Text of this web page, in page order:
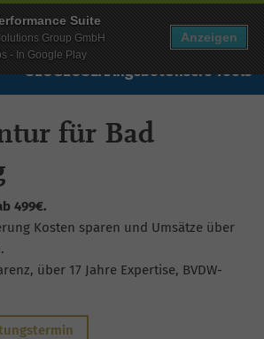
Über uns Free Account
SEOGEOSEAAngebotUnsere Tools
für Bad
499€.
Kosten sparen und Umsätze über
über 17 Jahre Expertise, BVDW-
Suite
Group GmbH
- In Google Play
Anzeigen